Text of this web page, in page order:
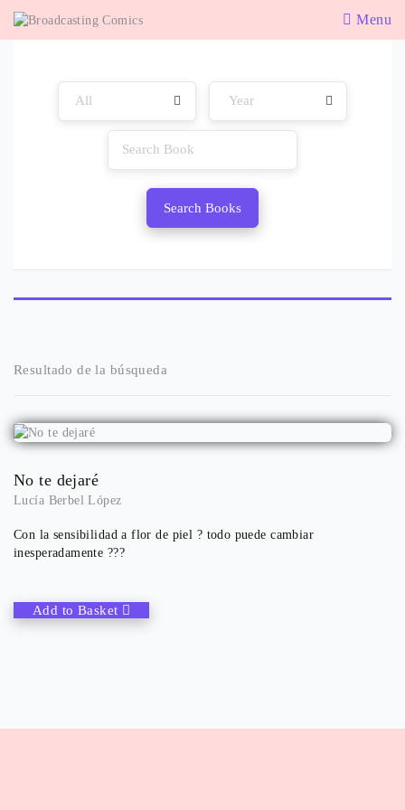
Menu
Search Books
Resultado de la búsqueda
No te dejaré
Lucía Berbel López
Con la sensibilidad a flor de piel ? todo puede cambiar
inesperadamente ???
Add to Basket